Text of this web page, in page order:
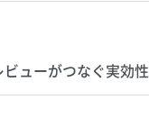
ューがつなぐ実効性